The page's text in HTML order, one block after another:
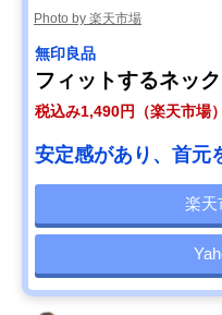
Photo by 楽天市場
無印良品
フィットするネッ
税込み1,490円（楽天市場）
安定感があり、首元
楽天